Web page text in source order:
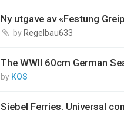
Ny utgave av «Festung
by Regelbau633
The WWII 60cm German
by KOS
Siebel Ferries. Universal